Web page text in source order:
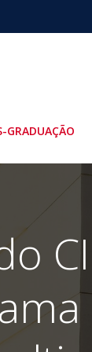
GRADUAÇÃO